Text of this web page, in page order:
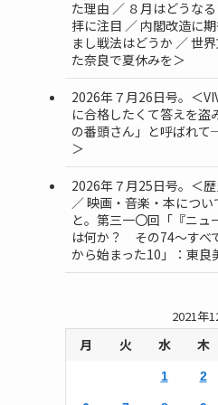
た理由 ／ ８月はどうな
拝に注目 ／ 内閣改造に
まし戦法はどうか ／ 世
た奈良で夏休みを＞
2026年７月26日号。＜
に合格したくて答えを盗
の番頭さん」と呼ばれ
＞
2026年７月25日号。＜
／ 映画・音楽・本につ
と。第三一〇回「『ニュ
は何か？ その74～すべ
から始まった10」：東良
2021年
月 火 水 木
1 2